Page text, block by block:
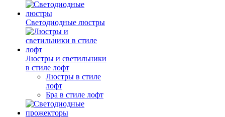
Светодиодные люстры
Люстры и светильники
в стиле лофт
Люстры в стиле
лофт
Бра в стиле лофт